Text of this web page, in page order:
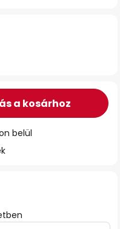
a kosárhoz
belül